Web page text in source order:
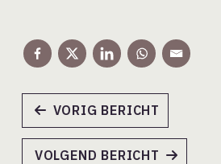
VORIG BERICHT
VOLGEND BERICHT